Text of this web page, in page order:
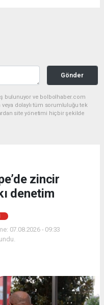
Gönder
bulunuyor ve bolbolhaber.com
veya dolaylı tüm sorumluluğu tek
site yönetimi hiçbir şekilde
zincir
denetim
07.08.2026 - 09:33